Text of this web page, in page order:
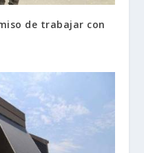
de trabajar con